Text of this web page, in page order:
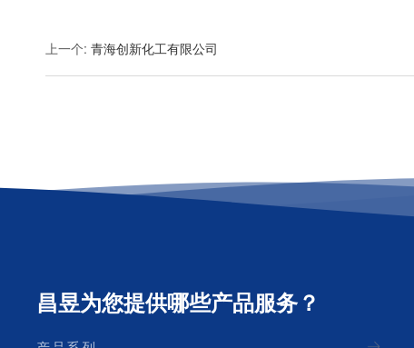
上一个: 青海创新化工有限公司
昌昱为您提供哪些产品服务？